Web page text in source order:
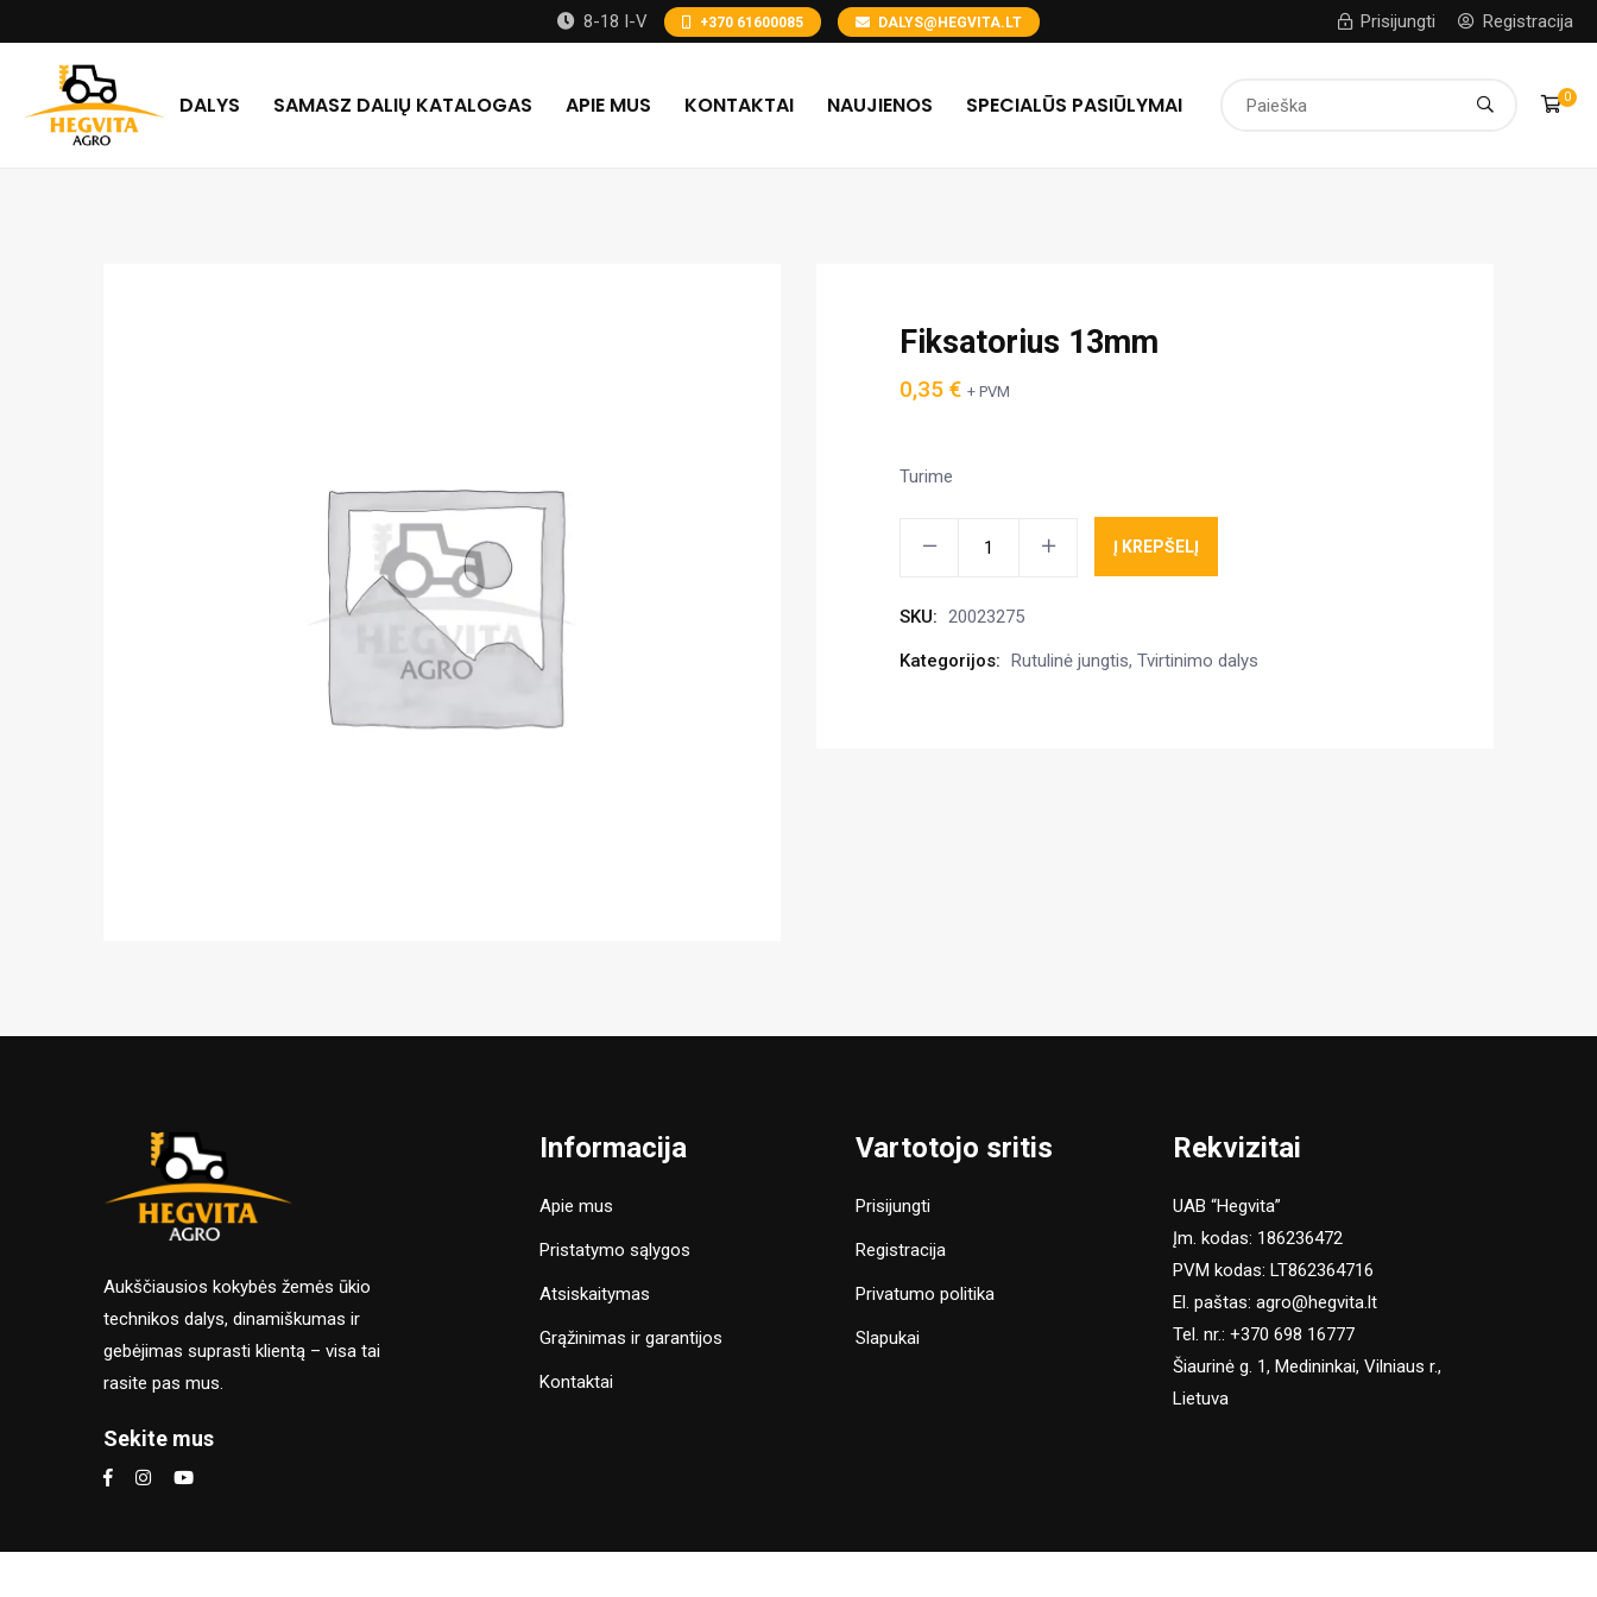
8-18 I-V +370 61600085 DALYS@HEGVITA.LT Prisijungti Registracija
DALYS SAMASZ DALIŲ KATALOGAS APIE MUS KONTAKTAI NAUJIENOS SPECIALŪS PASIŪLYMAI 0
Fiksatorius 13mm
0,35 € + PVM
Turime
Į KREPŠELĮ
SKU: 20023275
Kategorijos: Rutulinė jungtis, Tvirtinimo dalys
Aukščiausios kokybės žemės ūkio
technikos dalys, dinamiškumas ir
gebėjimas suprasti klientą – visa tai
rasite pas mus.
Sekite mus
Informacija
Apie mus
Pristatymo sąlygos
Atsiskaitymas
Grąžinimas ir garantijos
Kontaktai
Vartotojo sritis
Prisijungti
Registracija
Privatumo politika
Slapukai
Rekvizitai
UAB “Hegvita”
Įm. kodas: 186236472
PVM kodas: LT862364716
El. paštas: agro@hegvita.lt
Tel. nr.: +370 698 16777
Šiaurinė g. 1, Medininkai, Vilniaus r.,
Lietuva